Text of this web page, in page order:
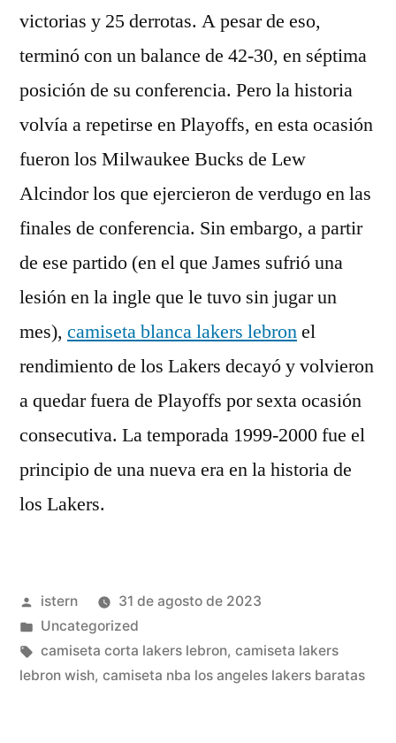
victorias y 25 derrotas. A pesar de eso,
terminó con un balance de 42-30, en séptima
posición de su conferencia. Pero la historia
volvía a repetirse en Playoffs, en esta ocasión
fueron los Milwaukee Bucks de Lew
Alcindor los que ejercieron de verdugo en las
finales de conferencia. Sin embargo, a partir
de ese partido (en el que James sufrió una
lesión en la ingle que le tuvo sin jugar un
mes), camiseta blanca lakers lebronel
rendimiento de los Lakers decayó y volvieron
a quedar fuera de Playoffs por sexta ocasión
consecutiva. La temporada 1999-2000 fue el
principio de una nueva era en la historia de
los Lakers.
Publicado
por
istern
31 de agosto de 2023
Publicado
en
Uncategorized
Etiquetas:
camiseta corta lakers lebron, camiseta lakers
lebron wish, camiseta nba los angeles lakers baratas